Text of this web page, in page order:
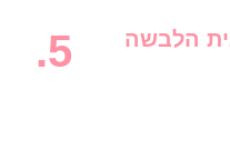
הלבשה